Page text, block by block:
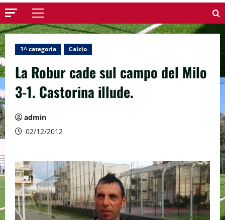
Menu
principale
1^ categoria Calcio
La Robur cade sul campo del Milo
3-1. Castorina illude.
admin
02/12/2012